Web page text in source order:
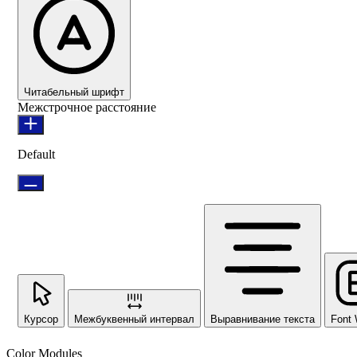
Читабельный шрифт
Межстрочное расстояние
Default
Курсор Межбуквенный интервал Выравнивание текста Font
Color Modules